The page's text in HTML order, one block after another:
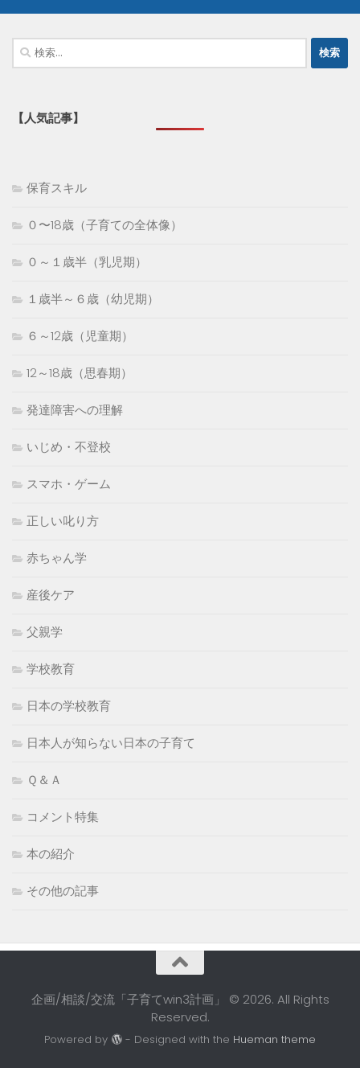
検
索:
【人気記事】
保育スキル
０〜18歳（子育ての全体像）
０～１歳半（乳児期）
１歳半～６歳（幼児期）
６～12歳（児童期）
12～18歳（思春期）
発達障害への理解
いじめ・不登校
スマホ・ゲーム
正しい叱り方
赤ちゃん学
産後ケア
父親学
学校教育
日本の学校教育
日本人が知らない日本の子育て
Ｑ＆Ａ
コメント特集
本の紹介
その他の記事
企画/相談/交流「子育てwin3計画」 © 2026. All Rights
Reserved.
Powered by - Designed with the Hueman theme